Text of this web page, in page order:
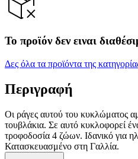
Το προϊόν δεν ειναι
Δες όλα τα προϊόντα της
Περιγραφή
Οι ράγες αυτού του κυκλώματος
τουβλάκια. Σε αυτό κυκλοφορεί
τροφοδοσία 4 ζώων. Ιδανικό για
Κατασκευασμένο στη Γαλλία.